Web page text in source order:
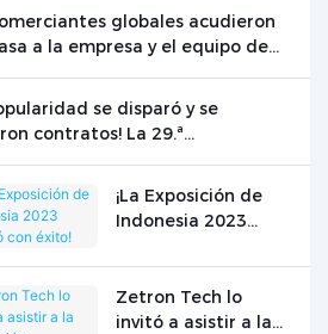
globales acudieron
a la empresa y el equipo de
brilló en el escenario
se disparó y se
contratos! La 29.ª
concluyó con éxito.
¡La Exposición de
Indonesia 2023
Zetron Tech lo
invitó a asistir a la